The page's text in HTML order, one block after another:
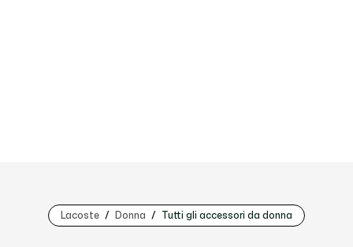
Lacoste Donna Tutti gli accessori da donna